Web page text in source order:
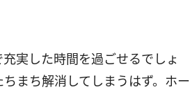
実した時間を過ごせるでしょ
まち解消してしまうはず。ホー